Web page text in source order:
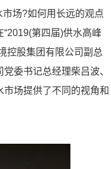
场?如何用长远的观点
第四届)供水高峰
控股集团有限公司副总
委书记总经理柴吕波、
场提供了不同的视角和